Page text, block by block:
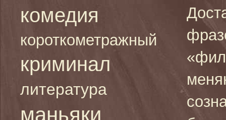
комедия
короткометражный
криминал
литература
маньяки